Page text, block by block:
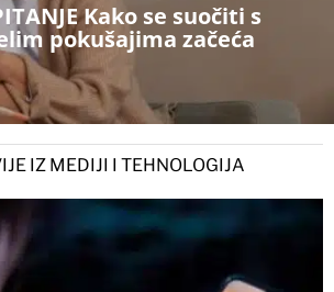
Kako se suočiti s
pokušajima začeća
IZ MEDIJI I TEHNOLOGIJA